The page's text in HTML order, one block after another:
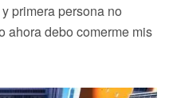
primera persona no
ahora debo comerme mis